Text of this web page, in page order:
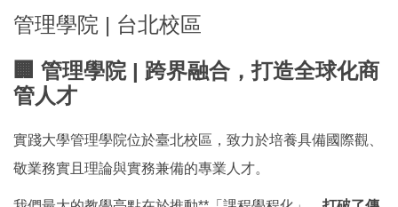
College of Management Taipei Campus
管理学部｜台北キャンパス
管理學院 | 台北校區
🏢 管理學院 | 跨界融合，打造全球化商
管人才
實踐大學管理學院位於臺北校區，致力於培養具備國際觀、
敬業務實且理論與實務兼備的專業人才。